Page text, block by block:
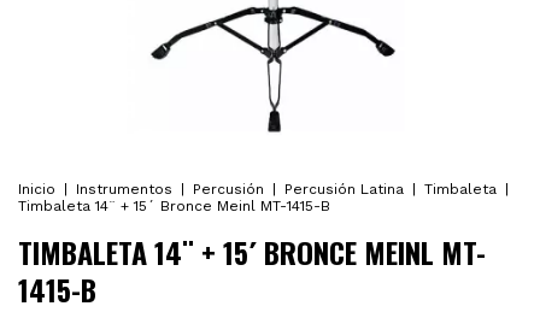
Inicio Instrumentos Percusión Percusión Latina Timbaleta
Timbaleta 14¨ + 15´ Bronce Meinl MT-1415-B
TIMBALETA 14¨ + 15´ BRONCE MEINL MT-
1415-B